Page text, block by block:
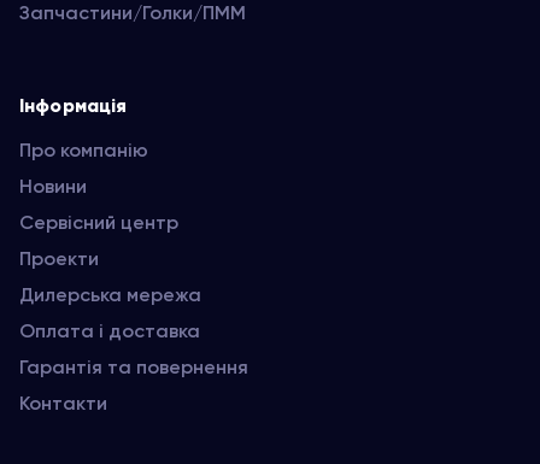
Запчастини/Голки/ПММ
Інформація
Про компанію
Новини
Сервісний центр
Проекти
Дилерська мережа
Оплата і доставка
Гарантія та повернення
Контакти